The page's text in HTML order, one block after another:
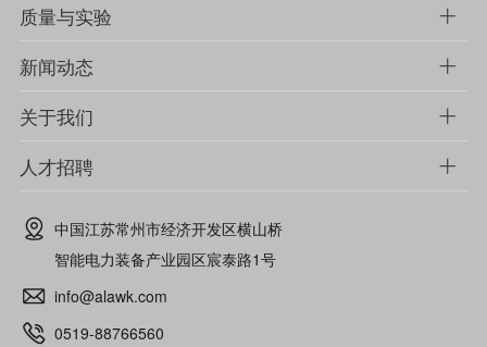
质量与实验
新闻动态
关于我们
人才招聘
中国江苏常州市经济开发区横山桥
智能电力装备产业园区宸泰路1号
info@alawk.com
0519-88766560